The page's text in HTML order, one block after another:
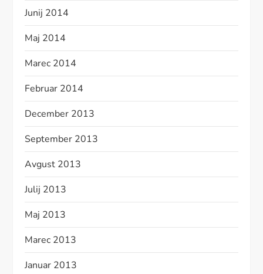
Junij 2014
Maj 2014
Marec 2014
Februar 2014
December 2013
September 2013
Avgust 2013
Julij 2013
Maj 2013
Marec 2013
Januar 2013